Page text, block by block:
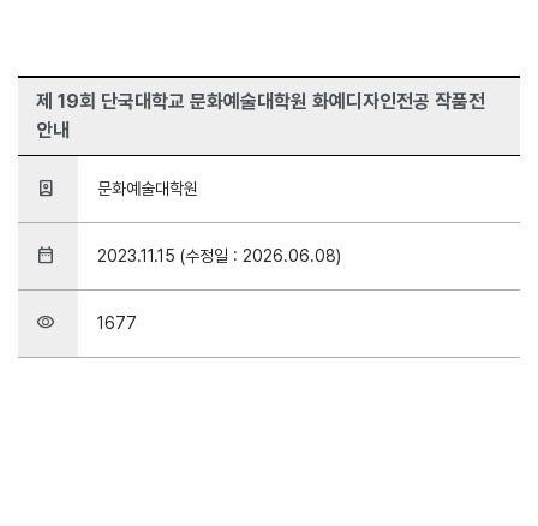
제 19회 단국대학교 문화예술대학원 화예디자인전공 작품전
안내
person_book 문화예술대학원
date_range 2023.11.15 (수정일 : 2026.06.08)
visibility 1677